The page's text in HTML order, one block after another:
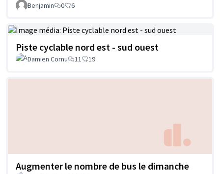
Benjamin 0 6
Piste cyclable nord est - sud ouest
Damien Cornu 11 19
Augmenter le nombre de bus le dimanche